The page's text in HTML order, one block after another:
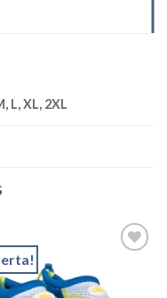
L, XL, 2XL